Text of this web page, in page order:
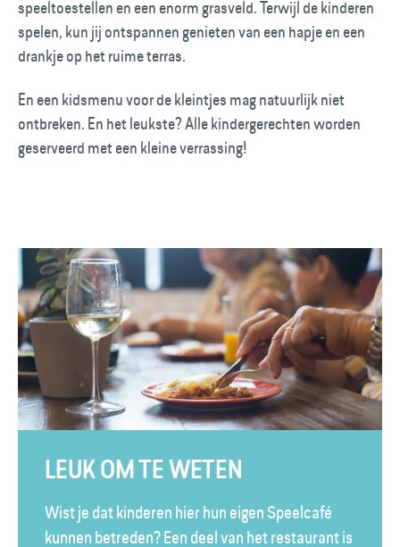
speeltoestellen en een enorm grasveld. Terwijl de kinderen
spelen, kun jij ontspannen genieten van een hapje en een
drankje op het ruime terras.
En een kidsmenu voor de kleintjes mag natuurlijk niet
ontbreken. En het leukste? Alle kindergerechten worden
geserveerd met een kleine verrassing!
LEUK OM TE WETEN
Wist je dat kinderen hier hun eigen Speelcafé
kunnen betreden? Een deel van het restaurant is